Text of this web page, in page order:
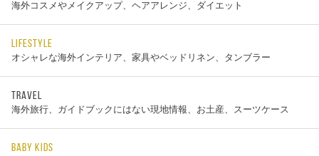
海外コスメやメイクアップ、ヘアアレンジ、ダイエット
LIFESTYLE
オシャレな海外インテリア、家具やベッドリネン、タンブラー
TRAVEL
海外旅行、ガイドブックにはない現地情報、お土産、スーツケース
BABY KIDS